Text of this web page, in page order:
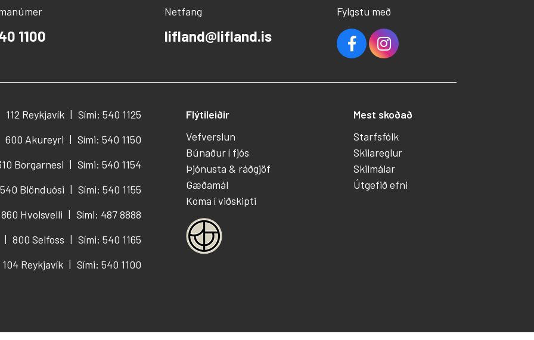
1100
Netfang
lifland@lifland.is
Fylgstu með
112 Reykjavík
Sími: 540 1125
600 Akureyri
Sími: 540 1150
Borgarnesi
Sími: 540 1154
540 Blönduósi
Sími: 540 1155
860 Hvolsvelli
Sími: 487 8888
800 Selfoss
Sími: 540 1165
104 Reykjavík
Sími: 540 1100
Flýtileiðir
Vefverslun
Búnaður í fjós
Þjónusta & ráðgjöf
Gæðamál
Koma í viðskipti
Mest skoðað
Starfsfólk
Skilareglur
Skilmálar
Útgefið efni